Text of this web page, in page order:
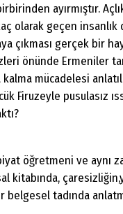
ayırmıştır.
geçen insanlık
çıkması gerçek bir
önünde Ermeniler
kalma mücadelesi
Firuzeyle pusulasız
öğretmeni ve aynı
belgesel tadında